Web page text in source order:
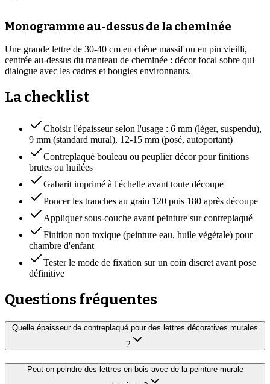
Monogramme au-dessus de la cheminée
Une grande lettre de 30-40 cm en chêne massif ou en pin vieilli,
centrée au-dessus du manteau de cheminée : décor focal sobre qui
dialogue avec les cadres et bougies environnants.
La checklist
Choisir l'épaisseur selon l'usage : 6 mm (léger, suspendu),
9 mm (standard mural), 12-15 mm (posé, autoportant)
Contreplaqué bouleau ou peuplier décor pour finitions
brutes ou huilées
Gabarit imprimé à l'échelle avant toute découpe
Poncer les tranches au grain 120 puis 180 après découpe
Appliquer sous-couche avant peinture sur contreplaqué
Finition non toxique (peinture eau, huile végétale) pour
chambre d'enfant
Tester le mode de fixation sur un coin discret avant pose
définitive
Questions fréquentes
Quelle épaisseur de contreplaqué pour des lettres décoratives murales
?
Peut-on peindre des lettres en bois avec de la peinture murale